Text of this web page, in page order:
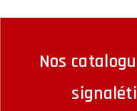
Nos